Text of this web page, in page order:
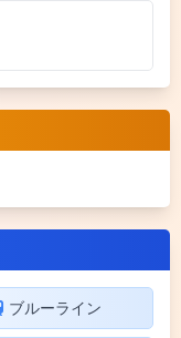
ブルーライン